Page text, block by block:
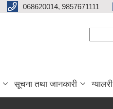
068620014, 9857671111
सूचना तथा जानकारी ग्यालरी